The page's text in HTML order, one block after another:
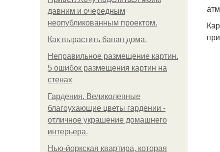
давним и очередным
неопубликованным проектом.
Как вырастить банан дома.
Неправильное размещение картин.
5 ошибок размещения картин на
стенах
Гардения. Великолепные
благоухающие цветы гардении -
отличное украшение домашнего
интерьера.
Нью-йоркская квартира, которая